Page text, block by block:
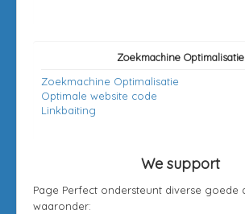
Zoekmachine Optimalisatie
Zoekmachine Optimalisatie
Optimale website code
Linkbaiting
We support
Page Perfect ondersteunt diverse goede
waaronder: